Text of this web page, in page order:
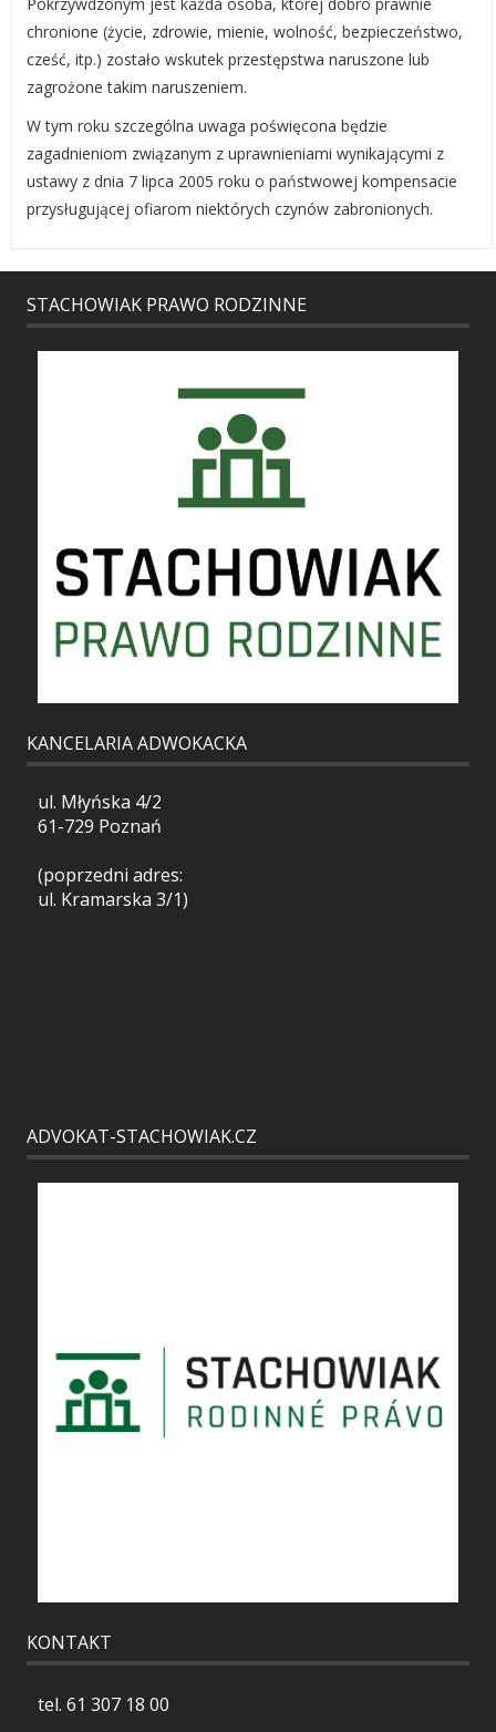
chronione (życie, zdrowie, mienie, wolność, bezpieczeństwo,
cześć, itp.) zostało wskutek przestępstwa naruszone lub
zagrożone takim naruszeniem.
W tym roku szczególna uwaga poświęcona będzie
zagadnieniom związanym z uprawnieniami wynikającymi z
ustawy z dnia 7 lipca 2005 roku o państwowej kompensacie
przysługującej ofiarom niektórych czynów zabronionych.
STACHOWIAK PRAWO RODZINNE
KANCELARIA ADWOKACKA
ul. Młyńska 4/2
61-729 Poznań
(poprzedni adres:
ul. Kramarska 3/1)
ADVOKAT-STACHOWIAK.CZ
KONTAKT
tel. 61 307 18 00